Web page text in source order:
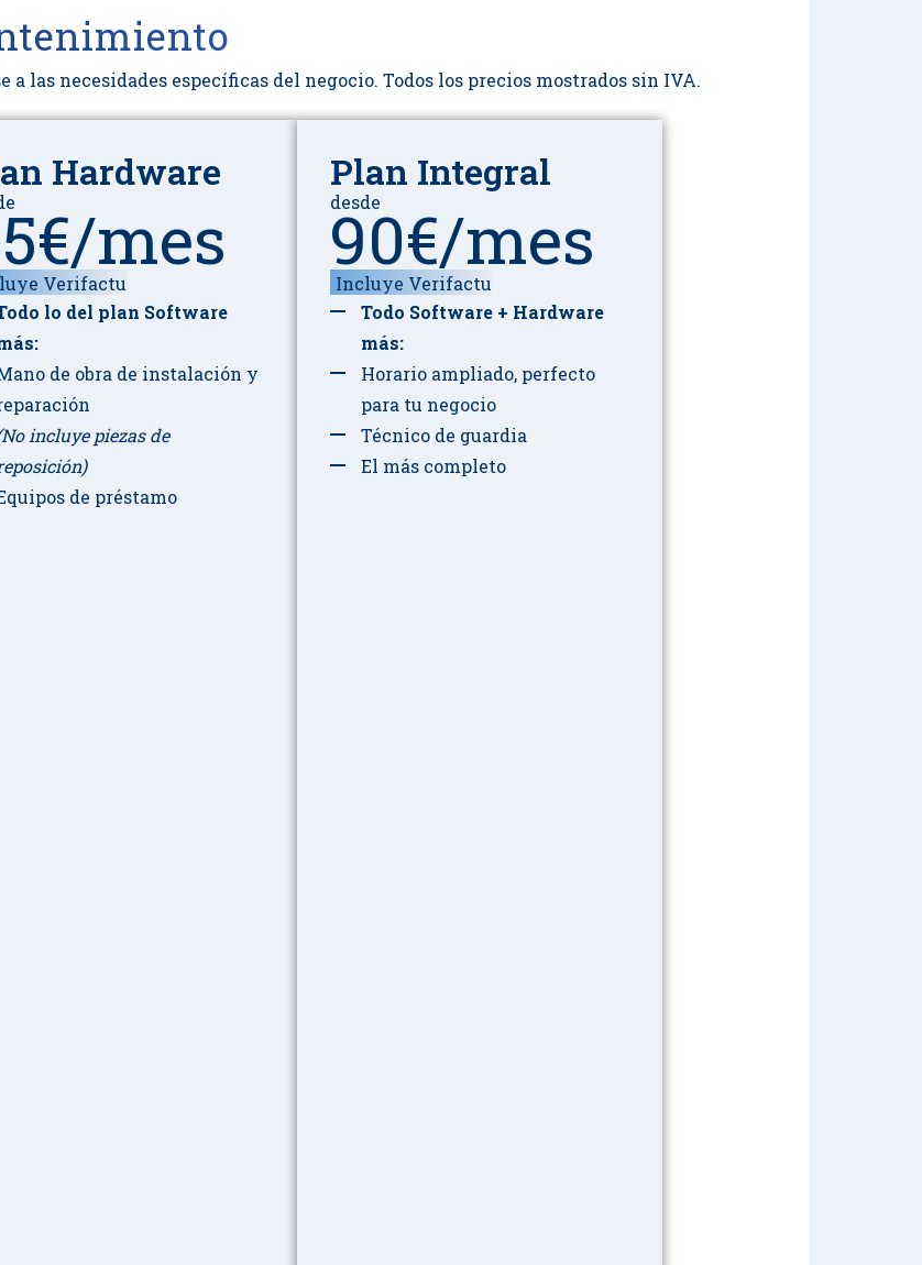
a las necesidades específicas del negocio. Todos los precios mostrados sin IVA.
Hardware
mes
Verifactu
lo del plan Software
de obra de instalación y
incluye piezas de
de préstamo
Plan Integral
desde
90€/mes
Incluye Verifactu
Todo Software + Hardware
más:
Horario ampliado, perfecto
para tu negocio
Técnico de guardia
El más completo